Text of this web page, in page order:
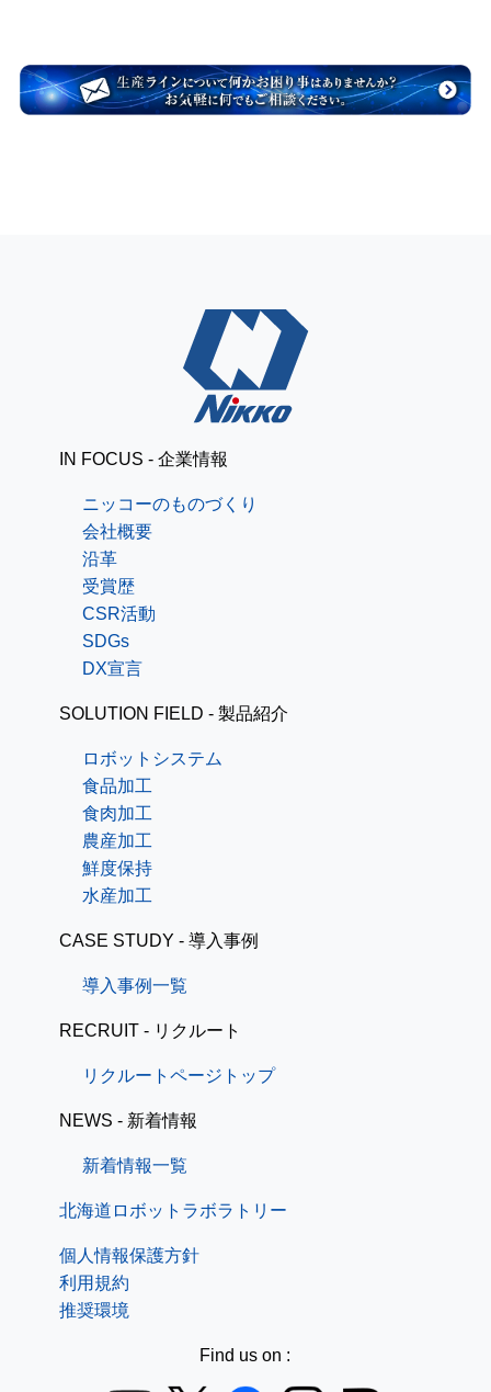
IN FOCUS - 企業情報
ニッコーのものづくり
会社概要
沿革
受賞歴
CSR活動
SDGs
DX宣言
SOLUTION FIELD - 製品紹介
ロボットシステム
食品加工
食肉加工
農産加工
鮮度保持
水産加工
CASE STUDY - 導入事例
導入事例一覧
RECRUIT - リクルート
リクルートページトップ
NEWS - 新着情報
新着情報一覧
北海道ロボットラボラトリー
個人情報保護方針
利用規約
推奨環境
Find us on :